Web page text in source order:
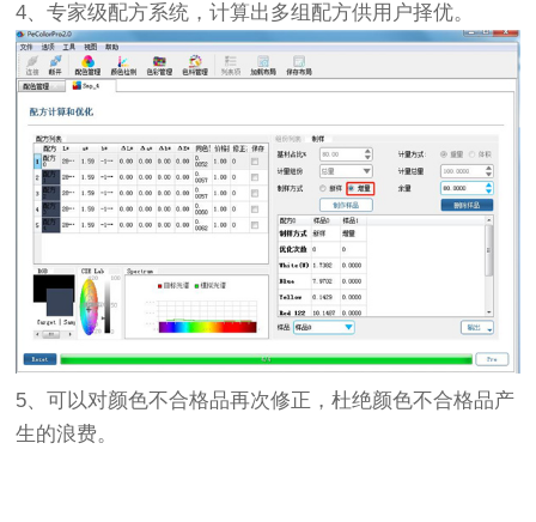
4、专家级配方系统，计算出多组配方供用户择优。
5、可以对颜色不合格品再次修正，杜绝颜色不合格品产
生的浪费。